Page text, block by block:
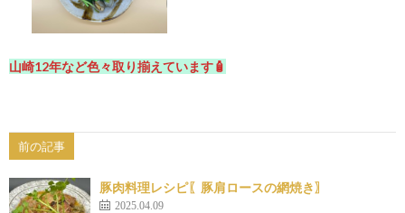
山崎12年など色々取り揃えています🧴
前の記事
豚肉料理レシピ〖豚肩ロースの網焼き〗
2025.04.09